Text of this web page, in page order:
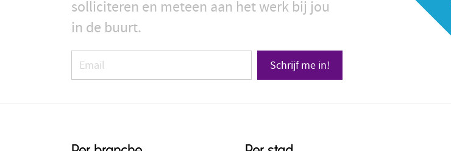
solliciteren en meteen aan het werk bij jou
in de buurt.
Schrijf me in!